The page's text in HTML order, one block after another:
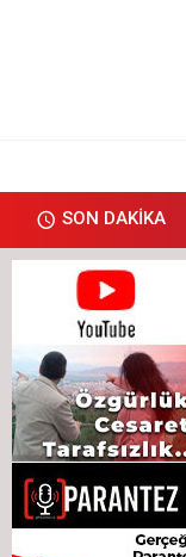
SON DAKİKA